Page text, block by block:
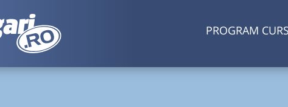
PROGRAM